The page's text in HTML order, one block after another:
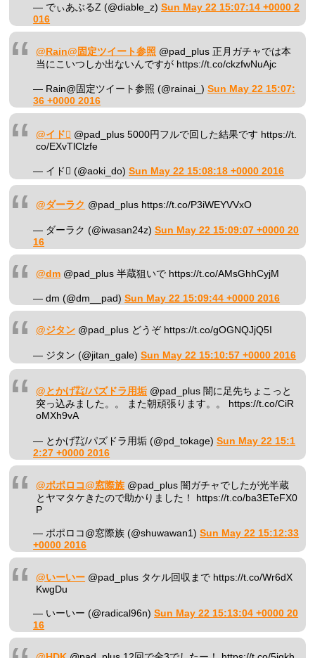
— でぃあぶるZ (@diable_z)Sun May 22 15:07:14 +0000 2
016
@Rain@固定ツイート参照 @pad_plus 正月ガチャでは本
当にこいつしか出ないんですが https://t.co/ckzfwNuAjc
— Rain@固定ツイート参照 (@rainai_)Sun May 22 15:07:
36 +0000 2016
@イド @pad_plus 5000円フルで回した結果です https://t.
co/EXvTlClzfe
— イド (@aoki_do)Sun May 22 15:08:18 +0000 2016
@ダーラク @pad_plus https://t.co/P3iWEYVVxO
— ダーラク (@iwasan24z)Sun May 22 15:09:07 +0000 20
16
@dm @pad_plus 半蔵狙いで https://t.co/AMsGhhCyjM
— dm (@dm__pad)Sun May 22 15:09:44 +0000 2016
@ジタン @pad_plus どうぞ https://t.co/gOGNQJjQ5I
— ジタン (@jitan_gale)Sun May 22 15:10:57 +0000 2016
@とかげ㌠/パズドラ用垢 @pad_plus 闇に足先ちょこっと
突っ込みました。。 また朝頑張ります。。 https://t.co/CiR
oMXh9vA
— とかげ㌠/パズドラ用垢 (@pd_tokage)Sun May 22 15:1
2:27 +0000 2016
@ポポロコ@窓際族 @pad_plus 闇ガチャでしたが光半蔵
とヤマタケきたので助かりました！ https://t.co/ba3ETeFX0
P
— ポポロコ@窓際族 (@shuwawan1)Sun May 22 15:12:33
+0000 2016
@いーいー @pad_plus タケル回収まで https://t.co/Wr6dX
KwgDu
— いーいー (@radical96n)Sun May 22 15:13:04 +0000 20
16